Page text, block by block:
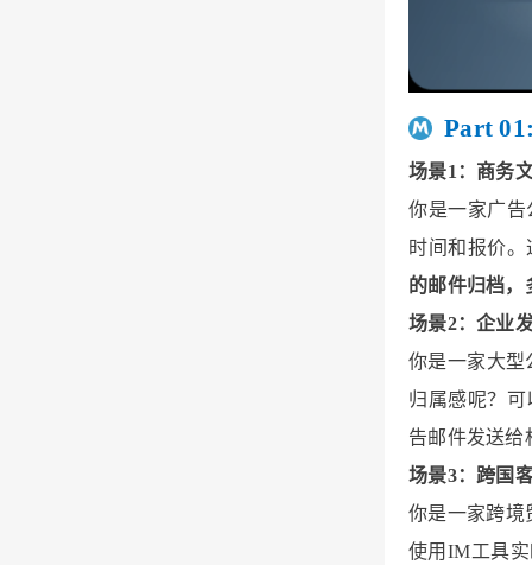
Part
场景1：商务
你是一家广告
时间和报价
的邮件归档，
场景2：企业
你是一家大型
归属感呢？
告邮件发送给
场景3：跨国
你是一家跨境
使用IM工具